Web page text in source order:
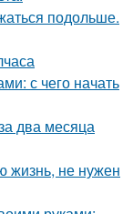
подольше.
с чего начать
два месяца
жизнь, не нужен